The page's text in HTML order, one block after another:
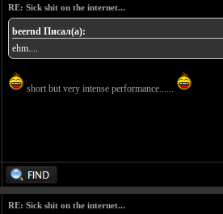
RE: Sick shit on the internet...
beernd Писал(а):
ehm....
short but very intense performance......
RE: Sick shit on the internet...